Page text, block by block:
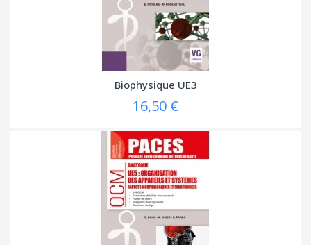
Biophysique UE3
16,50 €